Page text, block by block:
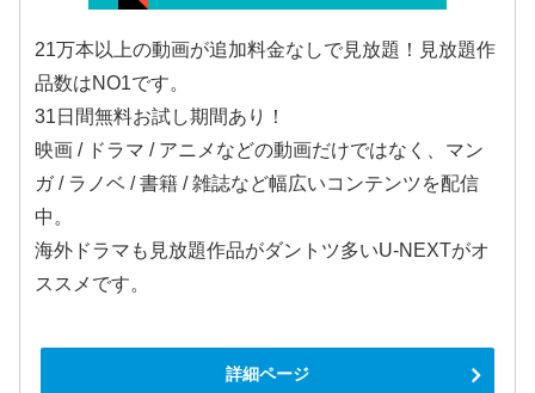
21万本以上の動画が追加料金なしで見放題！見放題作
品数はNO1です。
31日間無料お試し期間あり！
映画 / ドラマ / アニメなどの動画だけではなく、マン
ガ / ラノベ / 書籍 / 雑誌など幅広いコンテンツを配信
中。
海外ドラマも見放題作品がダントツ多いU-NEXTがオ
ススメです。
詳細ページ